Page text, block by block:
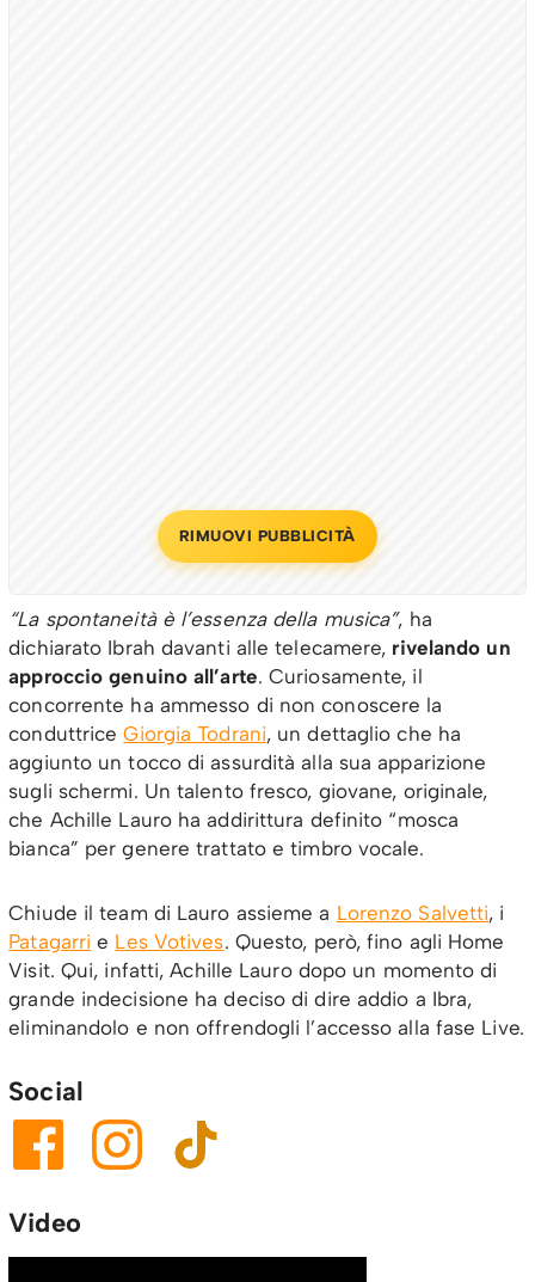
RIMUOVI PUBBLICITÀ
“La spontaneità è l’essenza della musica”, ha
dichiarato Ibrah davanti alle telecamere, rivelando un
approccio genuino all’arte. Curiosamente, il
concorrente ha ammesso di non conoscere la
conduttriceGiorgia Todrani, un dettaglio che ha
aggiunto un tocco di assurdità alla sua apparizione
sugli schermi. Un talento fresco, giovane, originale,
che Achille Lauro ha addirittura definito “mosca
bianca” per genere trattato e timbro vocale.
Chiude il team di Lauro assieme a Lorenzo Salvetti, i
Patagarri e Les Votives. Questo, però, fino agli Home
Visit. Qui, infatti, Achille Lauro dopo un momento di
grande indecisione ha deciso di dire addio a Ibra,
eliminandolo e non offrendogli l’accesso alla fase Live.
Social
Video